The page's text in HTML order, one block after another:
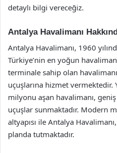
detaylı bilgi vereceğiz.
Antalya Havalimanı
Antalya Havalimanı, 1960
Türkiye’nin en yoğun
terminale sahip olan
uçuşlarına hizmet vermektedir.
milyonu aşan havalimanı,
uçuşlar sunmaktadır. Modern
altyapısı ile Antalya
planda tutmaktadır.